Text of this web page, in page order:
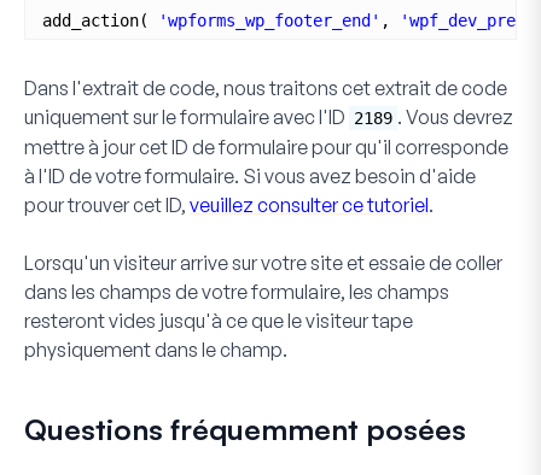
add_action(
'wpforms_wp_footer_end' ,
Dans l'extrait de code, nous traitons cet extrait de code
uniquement sur le formulaire avec l'ID 2189 . Vous devrez
mettre à jour cet ID de formulaire pour qu'il corresponde
à l'ID de votre formulaire. Si vous avez besoin d'aide
pour trouver cet ID, veuillez consulter ce tutoriel.
Lorsqu'un visiteur arrive sur votre site et essaie de coller
dans les champs de votre formulaire, les champs
resteront vides jusqu'à ce que le visiteur tape
physiquement dans le champ.
Questions fréquemment posées